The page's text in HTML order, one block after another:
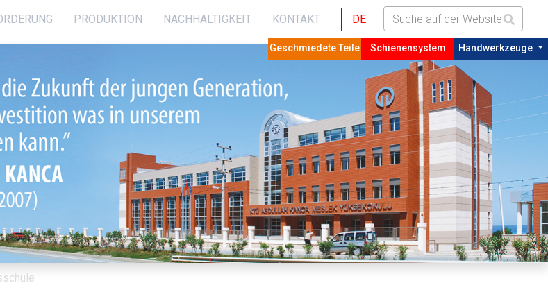
PRODUKTION NACHHALTIGKEIT KONTAKT DE
Geschmiedete Teile Schienensystem Handwerkzeuge